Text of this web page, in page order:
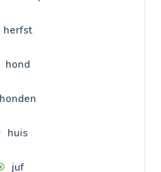
herfst
hond
honden
huis
juf